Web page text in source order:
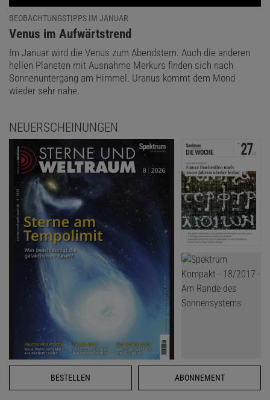
BEOBACHTUNGSTIPPS IM JANUAR
:
Venus im Aufwärtstrend
Im Januar wird die Venus zum Abendstern. Auch die anderen
hellen Planeten mit Ausnahme Merkurs finden sich nach
Sonnenuntergang am Himmel. Uranus kommt dem Mond
wieder sehr nahe.
NEUERSCHEINUNGEN
BESTELLEN ABONNEMENT